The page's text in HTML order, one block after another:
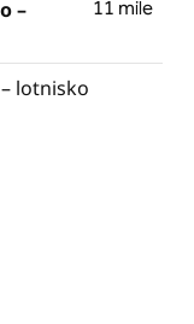
–
11 mile
lotnisko